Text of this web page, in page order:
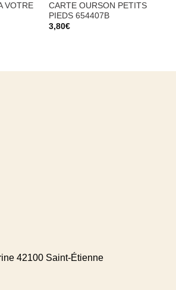
VOTRE
CARTE OURSON PETITS
PIEDS 654407B
3,80€
42100 Saint-Étienne